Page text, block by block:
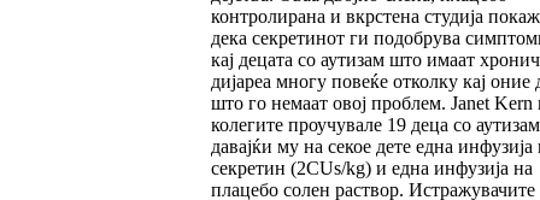
контролирана и вкрстена студија
дека секретинот ги подобрува
кај децата со аутизам што имаат
дијареа многу повеќе отколку кај оние
што го немаат овој проблем. Janet Kern
колегите проучувале 19 деца со аутизам
давајќи му на секое дете една инфузија
секретин (2CUs/kg) и една инфузија на
плацебо солен раствор. Истражувачите